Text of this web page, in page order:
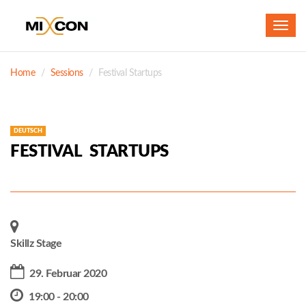
Home Sessions Festival Startups
DEUTSCH
FESTIVAL STARTUPS
Skillz Stage
29. Februar 2020
19:00 - 20:00